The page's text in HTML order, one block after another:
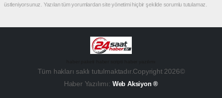
üstleniyorsunuz. Yazılan tüm yorumlardan site yönetimi hiçbir şekilde sorumlu tutulamaz.
Tüm hakları saklı tutulmaktadır.Copyright 2026©
Haber Yazılımı: Web Aksiyon ®